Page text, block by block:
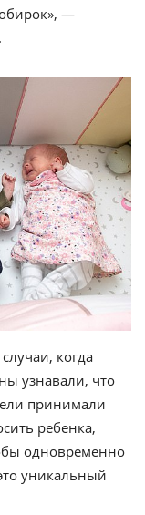
—
когда
узнавали, что
принимали
ребенка,
одновременно
уникальный